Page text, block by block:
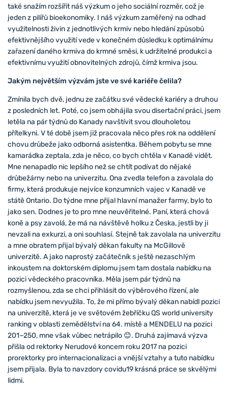
také snažím rozšířit náš výzkum o jeho sociální rozměr, což je
jeden z pilířů bioekonomiky. I náš výzkum zaměřený na odhad
využitelnosti živin z jednotlivých krmiv nebo hledání způsobů
efektivnějšího využití vede v konečném důsledku k optimálnímu
zařazení daného krmiva do krmné směsi, k udržitelné produkci a
efektivnímu využití obnovitelných zdrojů, čímž krmiva jsou.
Jakým největším výzvám jste ve své kariéře čelila?
Zmínila bych dvě, jednu ze začátku své vědecké kariéry a druhou
z posledních let. Poté, co jsem obhájila svou disertační práci, jsem
letěla na pár týdnů do Kanady navštívit svou dlouholetou
přítelkyni. V té době jsem již pracovala něco přes rok na oddělení
chovu drůbeže jako odborná asistentka. Během pobytu se mne
kamarádka zeptala, zda je něco, co bych chtěla v Kanadě vidět.
Mne nenapadlo nic lepšího než se chtít podívat do nějaké
drůbežárny nebo na univerzitu. Ona zvedla telefon a zavolala do
firmy, která produkuje nejvíce konzumních vajec v Kanadě ve
státě Ontario. Do týdne mne přijal hlavní manažer farmy, bylo to
jako sen. Dodnes je to pro mne neuvěřitelné. Paní, která chová
koně a psy zavolá, že má na návštěvě holku z Česka, jestli by ji
nevzali na exkurzi, a oni souhlasí. Stejně tak zavolala na univerzitu
a mne obratem přijal bývalý děkan fakulty na McGillově
univerzitě. A jako naprostý začátečník s ještě nezaschlým
inkoustem na doktorském diplomu jsem tam dostala nabídku na
pozici vědeckého pracovníka. Měla jsem pár týdnů na
rozmyšlenou, zda se chci přihlásit do výběrového řízení, ale
nabídku jsem nevyužila. To, že mi přímo bývalý děkan nabídl pozici
na univerzitě, která je ve světovém žebříčku QS world university
ranking v oblasti zemědělství na 64. místě a MENDELU na pozici
201−250, mne však vůbec netrápilo 😊. Druhá zajímavá výzva
přišla od rektorky Nerudové koncem roku 2017 na pozici
prorektorky pro internacionalizaci a vnější vztahy a tuto nabídku
jsem přijala. Byla to navzdory covidu19 krásná práce se skvělými
lidmi.